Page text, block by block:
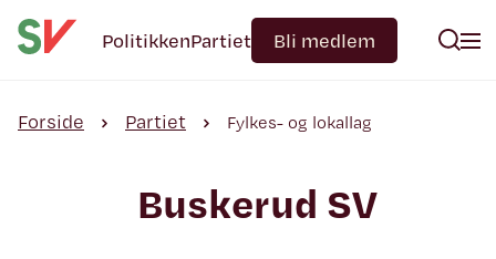
PolitikkenPartiet Bli medlem
Forside Partiet Fylkes- og lokallag
Buskerud SV